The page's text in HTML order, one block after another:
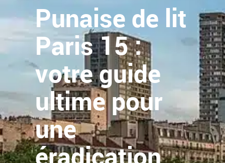
Punaise de lit
Paris 15 :
votre guide
ultime pour
une
éradication